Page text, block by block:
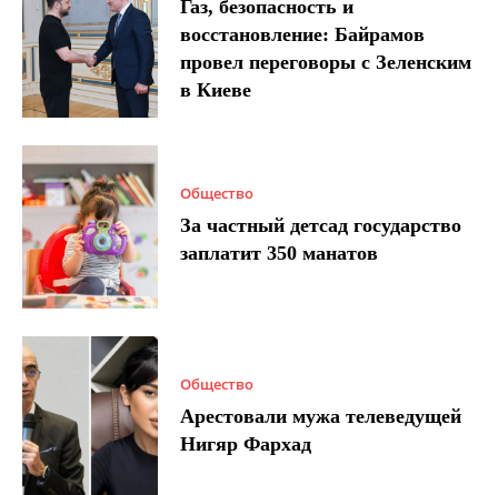
Газ, безопасность и
восстановление: Байрамов
провел переговоры с Зеленским
в Киеве
Общество
За частный детсад государство
заплатит 350 манатов
Общество
Арестовали мужа телеведущей
Нигяр Фархад